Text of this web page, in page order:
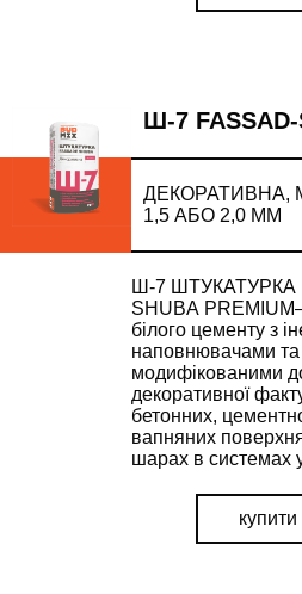
Ш-7 FASSAD-
ДЕКОРАТИВНА,
1,5 АБО 2,0 ММ
Ш-7 ШТУКАТУРКА
SHUBA
білого цементу з
наповнювачами
модифікованими
декоративної
бетонних,
вапняних
шарах в системах
купити